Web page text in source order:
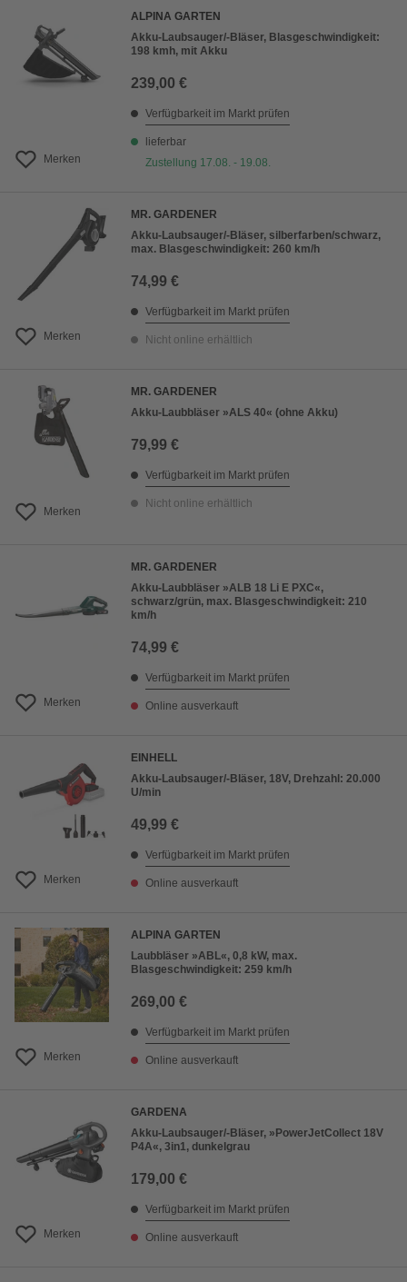
Merken
ALPINA GARTEN
Akku-Laubsauger/-Bläser, Blasgeschwindigkeit:
198 kmh, mit Akku
239,00 €
Verfügbarkeit im Markt prüfen
lieferbar
Zustellung 17.08. - 19.08.
Merken
MR. GARDENER
Akku-Laubsauger/-Bläser, silberfarben/schwarz,
max. Blasgeschwindigkeit: 260 km/h
74,99 €
Verfügbarkeit im Markt prüfen
Nicht online erhältlich
Merken
MR. GARDENER
Akku-Laubbläser »ALS 40« (ohne Akku)
79,99 €
Verfügbarkeit im Markt prüfen
Nicht online erhältlich
Merken
MR. GARDENER
Akku-Laubbläser »ALB 18 Li E PXC«,
schwarz/grün, max. Blasgeschwindigkeit: 210
km/h
74,99 €
Verfügbarkeit im Markt prüfen
Online ausverkauft
Merken
EINHELL
Akku-Laubsauger/-Bläser, 18V, Drehzahl: 20.000
U/min
49,99 €
Verfügbarkeit im Markt prüfen
Online ausverkauft
Merken
ALPINA GARTEN
Laubbläser »ABL«, 0,8 kW, max.
Blasgeschwindigkeit: 259 km/h
269,00 €
Verfügbarkeit im Markt prüfen
Online ausverkauft
Merken
GARDENA
Akku-Laubsauger/-Bläser, »PowerJetCollect 18V
P4A«, 3in1, dunkelgrau
179,00 €
Verfügbarkeit im Markt prüfen
Online ausverkauft